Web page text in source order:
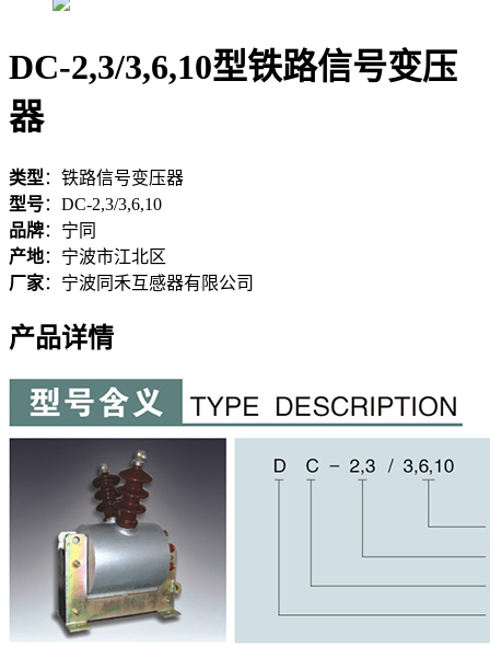
DC-2,3/3,6,10型铁路信号变压
器
类型 ： 铁路信号变压器
型号： DC-2,3/3,6,10
品牌： 宁同
产地： 宁波市江北区
厂家： 宁波同禾互感器有限公司
产品详情